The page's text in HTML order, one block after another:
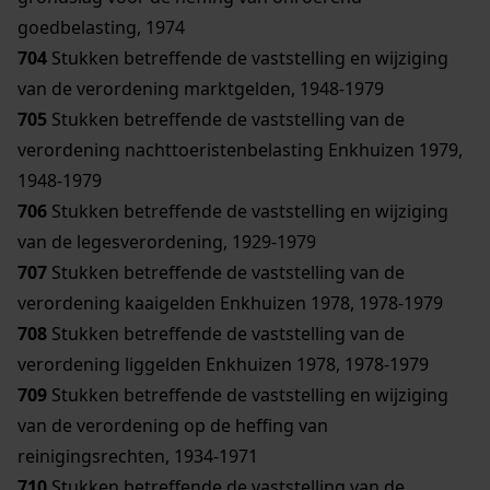
goedbelasting, 1974
704 Stukken betreffende de vaststelling en wijziging
van de verordening marktgelden, 1948-1979
705 Stukken betreffende de vaststelling van de
verordening nachttoeristenbelasting Enkhuizen 1979,
1948-1979
706 Stukken betreffende de vaststelling en wijziging
van de legesverordening, 1929-1979
707 Stukken betreffende de vaststelling van de
verordening kaaigelden Enkhuizen 1978, 1978-1979
708 Stukken betreffende de vaststelling van de
verordening liggelden Enkhuizen 1978, 1978-1979
709 Stukken betreffende de vaststelling en wijziging
van de verordening op de heffing van
reinigingsrechten, 1934-1971